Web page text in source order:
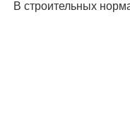
В строительных